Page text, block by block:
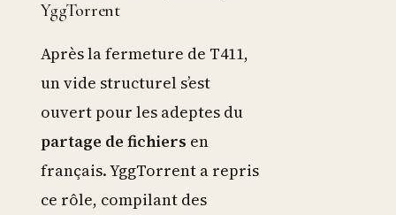
YggTorrent
Après la fermeture de T411,
un vide structurel s’est
ouvert pour les adeptes du
partage de fichiers en
français. YggTorrent a repris
ce rôle, compilant des